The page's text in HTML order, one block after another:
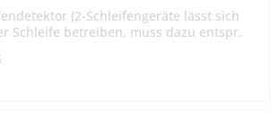
(2-Schleifengeräte lässt sich
Schleife betreiben, muss dazu entspr.